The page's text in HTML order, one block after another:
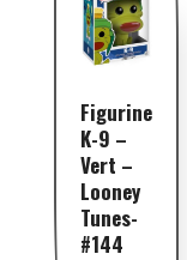
Figurine
K-9 –
Vert –
Looney
Tunes-
#144